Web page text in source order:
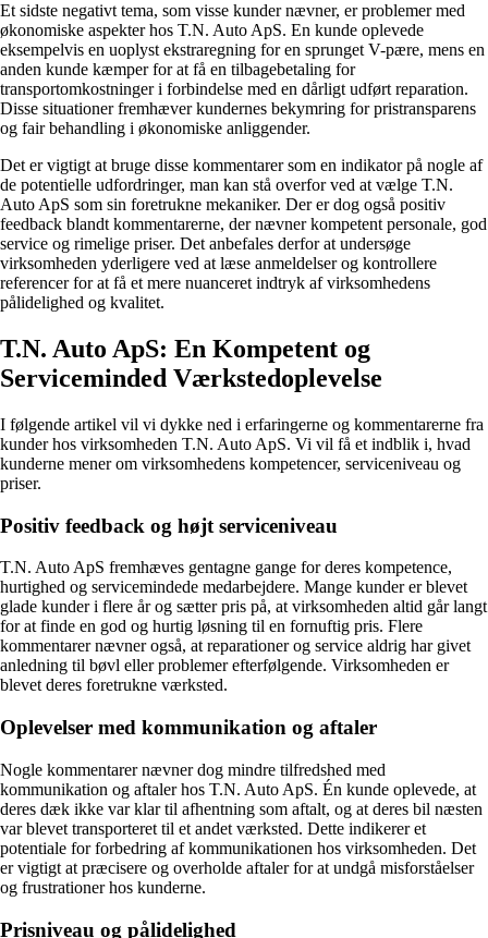
Et sidste negativt tema, som visse kunder nævner, er problemer med
økonomiske aspekter hos T.N. Auto ApS. En kunde oplevede
eksempelvis en uoplyst ekstraregning for en sprunget V-pære, mens en
anden kunde kæmper for at få en tilbagebetaling for
transportomkostninger i forbindelse med en dårligt udført reparation.
Disse situationer fremhæver kundernes bekymring for pristransparens
og fair behandling i økonomiske anliggender.
Det er vigtigt at bruge disse kommentarer som en indikator på nogle af
de potentielle udfordringer, man kan stå overfor ved at vælge T.N.
Auto ApS som sin foretrukne mekaniker. Der er dog også positiv
feedback blandt kommentarerne, der nævner kompetent personale, god
service og rimelige priser. Det anbefales derfor at undersøge
virksomheden yderligere ved at læse anmeldelser og kontrollere
referencer for at få et mere nuanceret indtryk af virksomhedens
pålidelighed og kvalitet.
T.N. Auto ApS: En Kompetent og
Serviceminded Værkstedoplevelse
I følgende artikel vil vi dykke ned i erfaringerne og kommentarerne fra
kunder hos virksomheden T.N. Auto ApS. Vi vil få et indblik i, hvad
kunderne mener om virksomhedens kompetencer, serviceniveau og
priser.
Positiv feedback og højt serviceniveau
T.N. Auto ApS fremhæves gentagne gange for deres kompetence,
hurtighed og servicemindede medarbejdere. Mange kunder er blevet
glade kunder i flere år og sætter pris på, at virksomheden altid går langt
for at finde en god og hurtig løsning til en fornuftig pris. Flere
kommentarer nævner også, at reparationer og service aldrig har givet
anledning til bøvl eller problemer efterfølgende. Virksomheden er
blevet deres foretrukne værksted.
Oplevelser med kommunikation og aftaler
Nogle kommentarer nævner dog mindre tilfredshed med
kommunikation og aftaler hos T.N. Auto ApS. Én kunde oplevede, at
deres dæk ikke var klar til afhentning som aftalt, og at deres bil næsten
var blevet transporteret til et andet værksted. Dette indikerer et
potentiale for forbedring af kommunikationen hos virksomheden. Det
er vigtigt at præcisere og overholde aftaler for at undgå misforståelser
og frustrationer hos kunderne.
Prisniveau og pålidelighed